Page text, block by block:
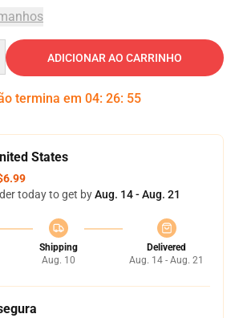
ADICIONAR AO CARRINHO
termina em 04: 26: 54
States
today to get byAug. 14 - Aug. 21
Shipping
Aug. 10
Delivered
Aug. 14 - Aug. 21